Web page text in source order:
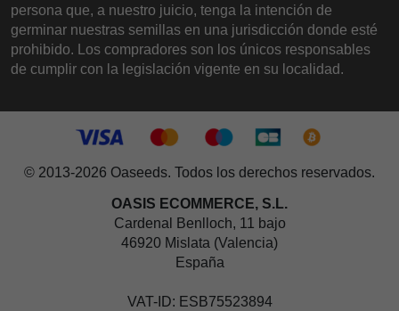
persona que, a nuestro juicio, tenga la intención de
germinar nuestras semillas en una jurisdicción donde esté
prohibido. Los compradores son los únicos responsables
de cumplir con la legislación vigente en su localidad.
© 2013-2026 Oaseeds. Todos los derechos reservados.
OASIS ECOMMERCE, S.L.
Cardenal Benlloch, 11 bajo
46920 Mislata (Valencia)
España
VAT-ID: ESB75523894